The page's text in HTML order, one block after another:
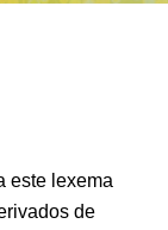
este lexema
de